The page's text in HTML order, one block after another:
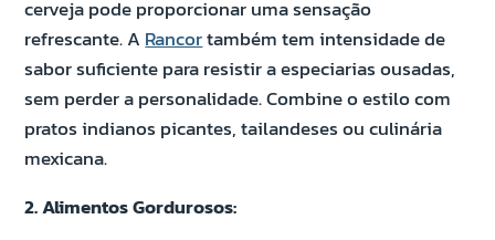
cerveja pode proporcionar uma sensação
refrescante. A Rancortambém tem intensidade de
sabor suficiente para resistir a especiarias ousadas,
sem perder a personalidade. Combine o estilo com
pratos indianos picantes, tailandeses ou culinária
mexicana.
2. Alimentos Gordurosos: